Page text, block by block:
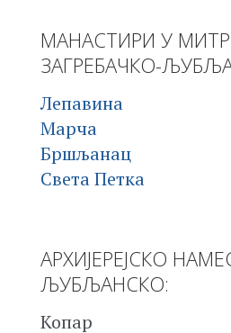
МАНАСТИРИ У
ЗАГРЕБАЧКО-
Лепавина
Марча
Бршљанац
Света Петка
АРХИЈЕРЕЈСКО
ЉУБЉАНСКО:
Копар